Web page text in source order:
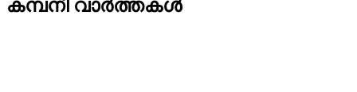
കമ്പനി വാർത്തകൾ